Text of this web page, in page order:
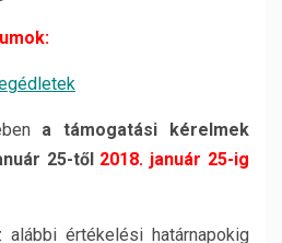
a támogatási kérelmek
25-től 2018. január 25-ig
értékelési határnapokig